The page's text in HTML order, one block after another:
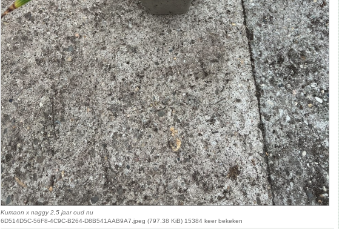
Kumaon x naggy 2,5 jaar oud nu
6D514D5C-56F8-4C9C-B264-D8B541AAB9A7.jpeg (797.38 KiB) 15384 keer bekeken